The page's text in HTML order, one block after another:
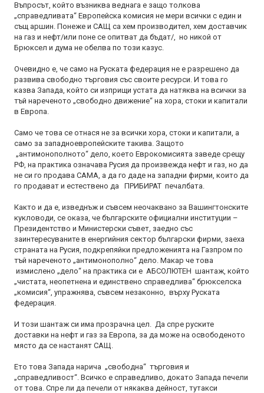
Въпросът, който възниква веднага е защо толкова
„справедливата“ Европейска комисия не мери всички с един и
същ аршин. Понеже и САЩ са хем производител, хем доставчик
на газ и нефт/или поне се опитват да бъдат/, но никой от
Брюксел и дума не обелва по този казус.
Очевидно е, че само на Руската федерация не е разрешено да
развива свободно търговия със своите ресурси. И това го
казва Запада, който си изприщи устата да натяква на всички за
тъй нареченото „свободно движение“ на хора, стоки и капитали
в Европа.
Само че това се отнася не за всички хора, стоки и капитали, а
само за западноевропейските такива. Защото
„антимонополното“ дело, което Еврокомисията заведе срещу
РФ, на практика означава Русия да произвежда нефт и газ, но да
не си го продава САМА, а да го даде на западни фирми, които да
го продават и естествено да ПРИБИРАТ печалбата.
Както и да е, изведнъж и съвсем неочаквано за Вашингтонските
кукловоди, се оказа, че българските официални институции –
Президентство и Министерски съвет, заедно със
заинтересуваните в енергийния сектор български фирми, заеха
страната на Русия, подкрепяйки предложенията на Газпром по
тъй нареченото „антимонополно“ дело. Макар че това
измислено „дело“ на практика си е АБСОЛЮТЕН шантаж, който
„чистата, неопетнена и единствено справедлива“ брюкселска
„комисия“, упражнява, съвсем незаконно, върху Руската
федерация.
И този шантаж си има прозрачна цел. Да спре руските
доставки на нефт и газ за Европа, за да може на освободеното
място да се настанят САЩ.
Ето това Запада нарича „свободна“ търговия и
„справедливост“. Всичко е справедливо, докато Запада печели
от това. Спре ли да печели от някаква дейност, тутакси